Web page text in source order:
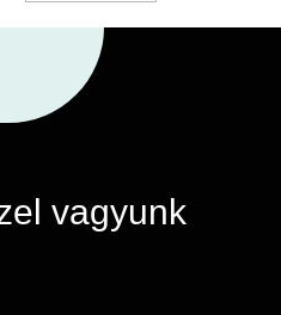
vagyunk